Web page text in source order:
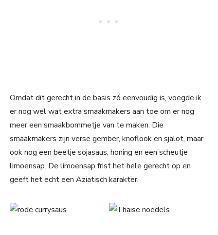
Omdat dit gerecht in de basis zó eenvoudig is, voegde ik
er nog wel wat extra smaakmakers aan toe om er nog
meer een smaakbommetje van te maken. Die
smaakmakers zijn verse gember, knoflook en sjalot, maar
ook nog een beetje sojasaus, honing en een scheutje
limoensap. De limoensap frist het hele gerecht op en
geeft het echt een Aziatisch karakter.